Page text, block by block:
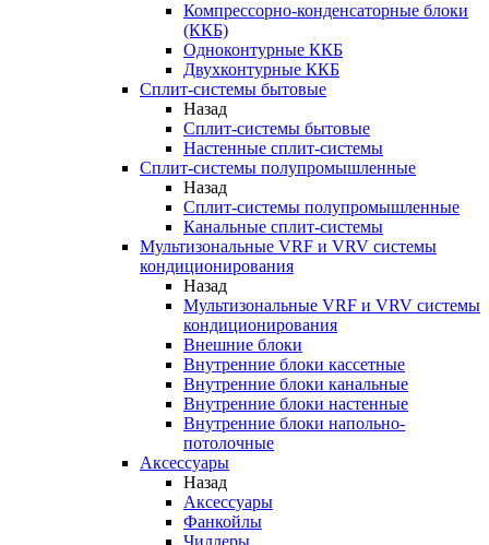
Компрессорно-конденсаторные блоки
(ККБ)
Одноконтурные ККБ
Двухконтурные ККБ
Сплит-системы бытовые
Назад
Сплит-системы бытовые
Настенные сплит-системы
Сплит-системы полупромышленные
Назад
Сплит-системы полупромышленные
Канальные сплит-системы
Мультизональные VRF и VRV системы
кондиционирования
Назад
Мультизональные VRF и VRV системы
кондиционирования
Внешние блоки
Внутренние блоки кассетные
Внутренние блоки канальные
Внутренние блоки настенные
Внутренние блоки напольно-
потолочные
Аксессуары
Назад
Аксессуары
Фанкойлы
Чиллеры